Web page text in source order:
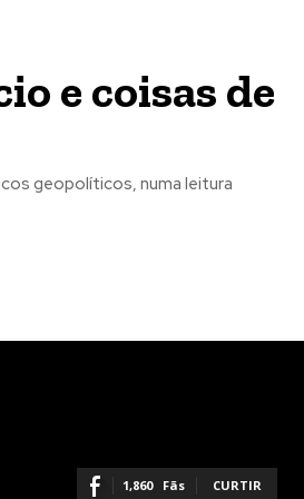
e coisas de
geopolíticos, numa leitura
1,860 Fãs CURTIR